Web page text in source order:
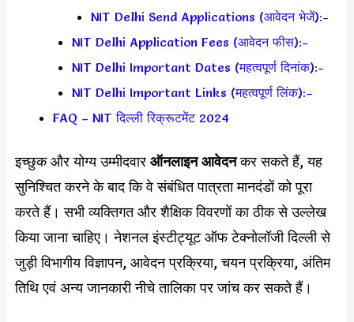
NIT Delhi Send Applications (आवेदन भेजें):-
NIT Delhi Application Fees (आवेदन फीस):-
NIT Delhi Important Dates (महत्वपूर्ण दिनांक):-
NIT Delhi Important Links (महत्वपूर्ण लिंक):–
FAQ – NIT दिल्ली रिक्रूटमेंट 2024
इच्छुक और योग्य उम्मीदवार ऑनलाइन आवेदनकर सकते हैं, यह
सुनिश्चित करने के बाद कि वे संबंधित पात्रता मानदंडों को पूरा
करते हैं। सभी व्यक्तिगत और शैक्षिक विवरणों का ठीक से उल्लेख
किया जाना चाहिए। नेशनल इंस्टीट्यूट ऑफ टेक्नोलॉजी दिल्ली से
जुड़ी विभागीय विज्ञापन, आवेदन प्रक्रिया, चयन प्रक्रिया, अंतिम
तिथि एवं अन्य जानकारी नीचे तालिका पर जांच कर सकते हैं।